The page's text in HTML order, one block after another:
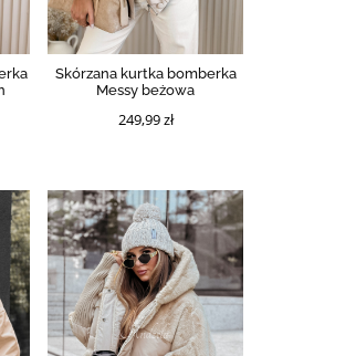
Skórzana kurtka bomberka
Messy beżowa
249,99 zł